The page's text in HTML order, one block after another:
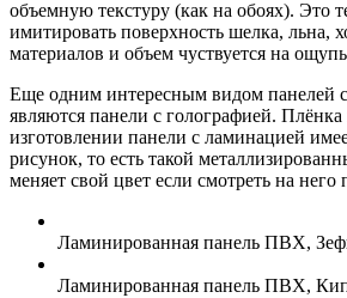
объемную текстуру (как на обоях). Это
имитировать поверхность шелка, льна,
материалов и объем чуствуется на
Еще одним интересным видом панелей
являются панели с голографией. Плёнка
изготовлении панели с ламинацией
рисунок, то есть такой
меняет свой цвет если смотреть на
Ламинированная панель ПВХ,
Ламинированная панель ПВХ,